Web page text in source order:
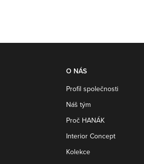
O NÁS
Profil společnosti
Náš tým
Proč HANÁK
Interior Concept
Kolekce